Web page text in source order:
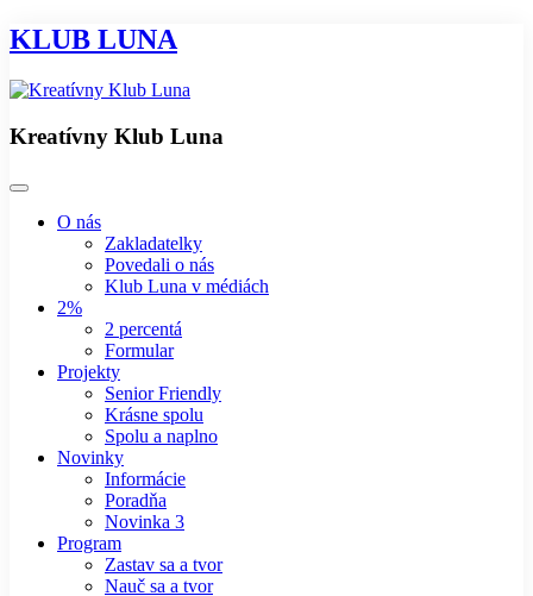
KLUB LUNA
Kreatívny Klub Luna
O nás
Zakladatelky
Povedali o nás
Klub Luna v médiách
2%
2 percentá
Formular
Projekty
Senior Friendly
Krásne spolu
Spolu a naplno
Novinky
Informácie
Poradňa
Novinka 3
Program
Zastav sa a tvor
Nauč sa a tvor